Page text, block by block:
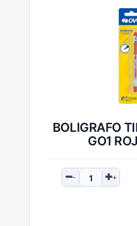
BOLIGRAFO
GO1